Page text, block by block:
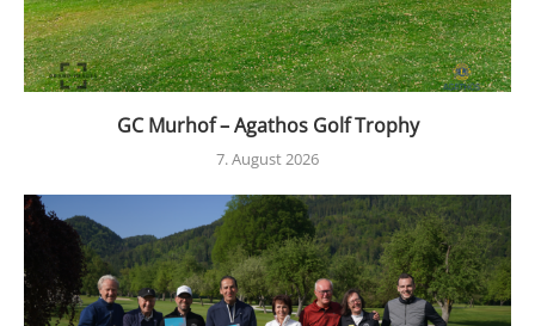
GC Murhof – Agathos Golf Trophy
7. August 2026